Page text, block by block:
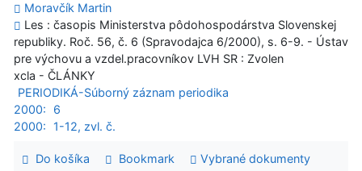
Moravčík Martin
Les : časopis Ministerstva pôdohospodárstva Slovenskej
republiky. Roč. 56, č. 6 (Spravodajca 6/2000), s. 6-9. - Ústav
pre výchovu a vzdel.pracovníkov LVH SR : Zvolen
xcla - ČLÁNKY
PERIODIKÁ-Súborný záznam periodika
2000:
6
2000:
1-12, zvl. č.
Do košíka Bookmark Vybrané dokumenty